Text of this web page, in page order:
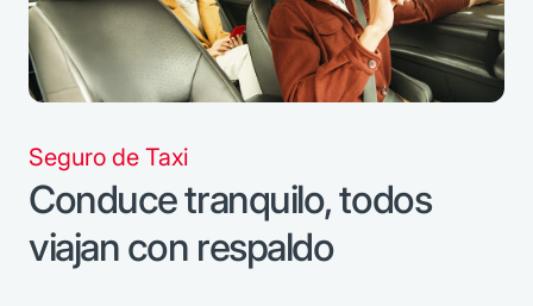
Seguro de Taxi
Conduce tranquilo, todos
viajan con respaldo